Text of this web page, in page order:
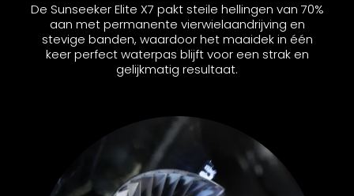
De Sunseeker Elite X7 pakt steile hellingen van 70%
aan met permanente vierwielaandrijving en
stevige banden, waardoor het maaidek in één
keer perfect waterpas blijft voor een strak en
gelijkmatig resultaat.